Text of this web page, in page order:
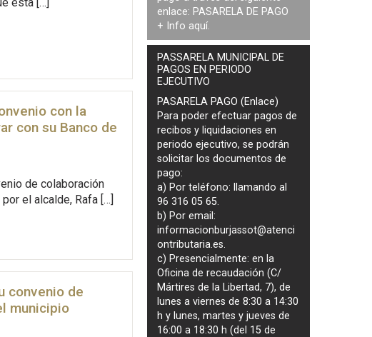
con la
con su Banco de
de colaboración
el alcalde, Rafa […]
convenio de
municipio
enlace: PASARELA DE PAGO
+ Info aquí.
PASSARELA MUNICIPAL DE
PAGOS EN PERIODO
EJECUTIVO
PASARELA PAGO (Enlace)
Para poder efectuar pagos de
recibos y liquidaciones en
periodo ejecutivo, se podrán
solicitar los documentos de
pago:
a) Por teléfono: llamando al
96 316 05 65.
b) Por email:
informacionburjassot@atenci
ontributaria.es.
c) Presencialmente: en la
Oficina de recaudación (C/
Mártires de la Libertad, 7), de
lunes a viernes de 8:30 a 14:30
h y lunes, martes y jueves de
16:00 a 18:30 h (del 15 de